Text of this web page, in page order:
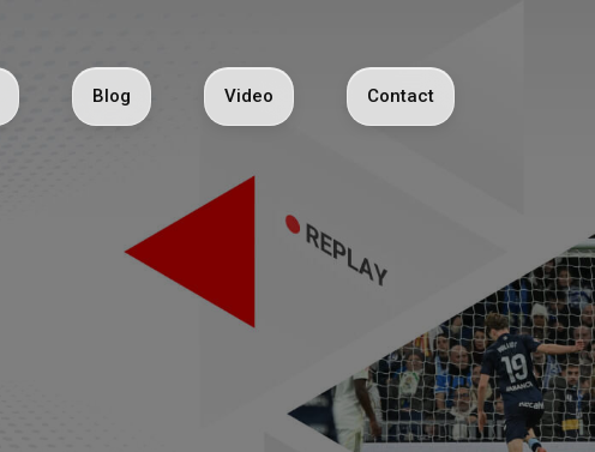
Blog Video Contact